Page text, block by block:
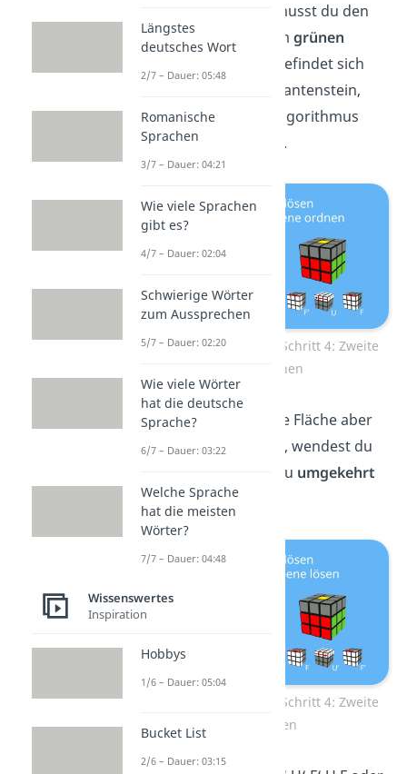
, musst du den
Stein zur Seite mit demgrünen
bringen. Befindet sich
vom Kantenstein,
führst du folgenden Algorithmus
aus: U R U‘ R‘ U‘ F‘ U F.
Zauberwürfel lösen — Schritt 4: Zweite
Ebene ordnen
Befindet sich die grüne Fläche aber
links vom Kantenstein, wendest du
den Algorithmus genau umgekehrt
an: U‘ L‘ U L U F U‘ F‘.
Zauberwürfel lösen — Schritt 4: Zweite
Ebene lösen
Längstes
deutsches Wort
2/7 – Dauer: 05:48
Romanische
Sprachen
3/7 – Dauer: 04:21
Wie viele Sprachen
gibt es?
4/7 – Dauer: 02:04
Schwierige Wörter
zum Aussprechen
5/7 – Dauer: 02:20
Wie viele Wörter
hat die deutsche
Sprache?
6/7 – Dauer: 03:22
Welche Sprache
hat die meisten
Wörter?
7/7 – Dauer: 04:48
Wissenswertes
Inspiration
Hobbys
1/6 – Dauer: 05:04
Bucket List
2/6 – Dauer: 03:15